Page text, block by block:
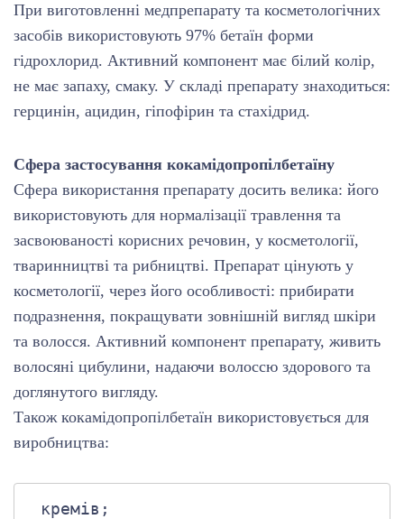
При виготовленні медпрепарату та косметологічних
засобів використовують 97% бетаїн форми
гідрохлорид. Активний компонент має білий колір,
не має запаху, смаку. У складі препарату знаходиться:
герцинін, ацидин, гіпофірин та стахідрид.
Сфера застосування кокамідопропілбетаїну
Сфера використання препарату досить велика: його
використовують для нормалізації травлення та
засвоюваності корисних речовин, у косметології,
тваринництві та рибництві. Препарат цінують у
косметології, через його особливості: прибирати
подразнення, покращувати зовнішній вигляд шкіри
та волосся. Активний компонент препарату, живить
волосяні цибулини, надаючи волоссю здорового та
доглянутого вигляду.
Також кокамідопропілбетаїн використовується для
виробництва: